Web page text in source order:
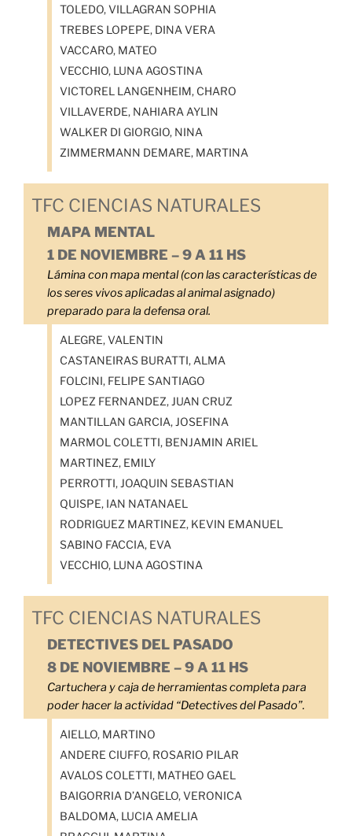
TOLEDO, VILLAGRAN SOPHIA
TREBES LOPEPE, DINA VERA
VACCARO, MATEO
VECCHIO, LUNA AGOSTINA
VICTOREL LANGENHEIM, CHARO
VILLAVERDE, NAHIARA AYLIN
WALKER DI GIORGIO, NINA
ZIMMERMANN DEMARE, MARTINA
TFC CIENCIAS NATURALES
MAPA MENTAL
1 DE NOVIEMBRE – 9 A 11 HS
Lámina con mapa mental (con las características de
los seres vivos aplicadas al animal asignado)
preparado para la defensa oral.
ALEGRE, VALENTIN
CASTANEIRAS BURATTI, ALMA
FOLCINI, FELIPE SANTIAGO
LOPEZ FERNANDEZ, JUAN CRUZ
MANTILLAN GARCIA, JOSEFINA
MARMOL COLETTI, BENJAMIN ARIEL
MARTINEZ, EMILY
PERROTTI, JOAQUIN SEBASTIAN
QUISPE, IAN NATANAEL
RODRIGUEZ MARTINEZ, KEVIN EMANUEL
SABINO FACCIA, EVA
VECCHIO, LUNA AGOSTINA
TFC CIENCIAS NATURALES
DETECTIVES DEL PASADO
8 DE NOVIEMBRE – 9 A 11 HS
Cartuchera y caja de herramientas completa para
poder hacer la actividad “Detectives del Pasado”.
AIELLO, MARTINO
ANDERE CIUFFO, ROSARIO PILAR
AVALOS COLETTI, MATHEO GAEL
BAIGORRIA D’ANGELO, VERONICA
BALDOMA, LUCIA AMELIA